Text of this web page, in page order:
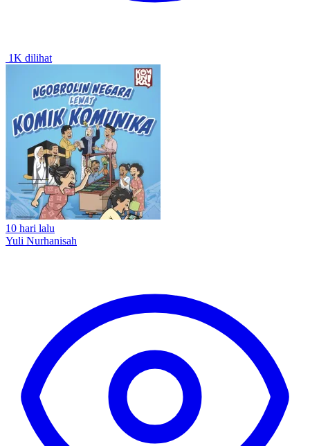
1K dilihat
10 hari lalu
Yuli Nurhanisah